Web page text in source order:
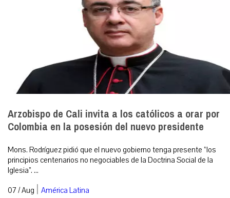
Arzobispo de Cali invita a los católicos a orar por
Colombia en la posesión del nuevo presidente
Mons. Rodríguez pidió que el nuevo gobierno tenga presente “los
principios centenarios no negociables de la Doctrina Social de la
Iglesia”. ...
07 / Aug | América Latina